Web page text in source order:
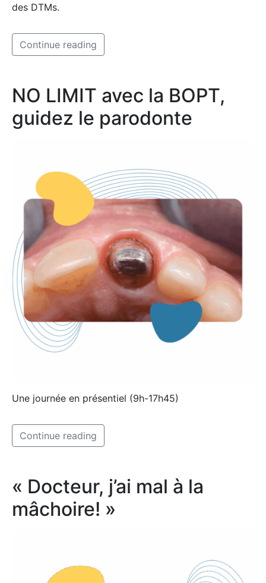
des DTMs.
Continue reading
NO LIMIT avec la BOPT,
guidez le parodonte
Une journée en présentiel (9h-17h45)
Continue reading
« Docteur, j’ai mal à la
mâchoire! »